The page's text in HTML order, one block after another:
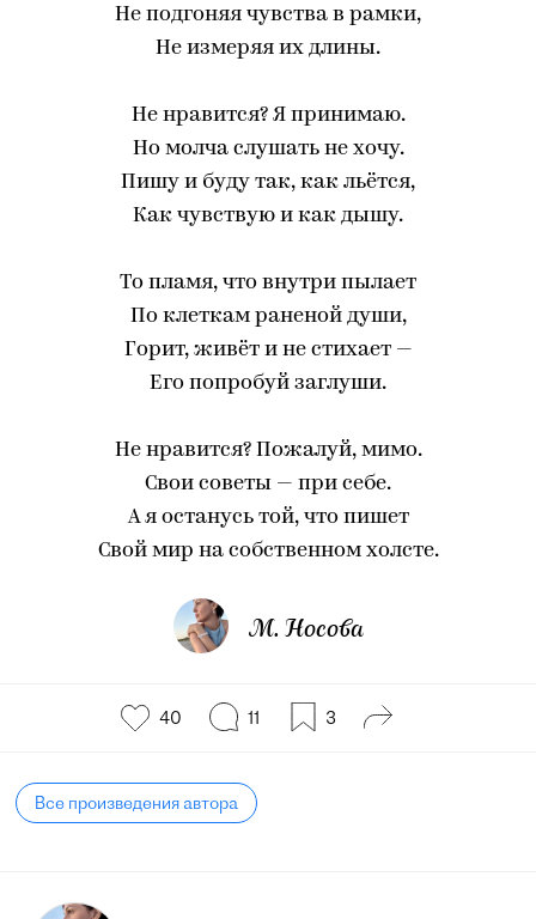
Не подгоняя чувства в рамки,
Не измеряя их длины.
Не нравится? Я принимаю.
Но молча слушать не хочу.
Пишу и буду так, как льётся,
Как чувствую и как дышу.
То пламя, что внутри пылает
По клеткам раненой души,
Горит, живёт и не стихает —
Его попробуй заглуши.
Не нравится? Пожалуй, мимо.
Свои советы — при себе.
А я останусь той, что пишет
Свой мир на собственном холсте.
М. Носова
40 11 3
Все произведения автора